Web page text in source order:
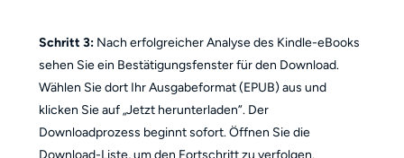
Schritt 3: Nach erfolgreicher Analyse des Kindle-eBooks
sehen Sie ein Bestätigungsfenster für den Download.
Wählen Sie dort Ihr Ausgabeformat (EPUB) aus und
klicken Sie auf „Jetzt herunterladen”. Der
Downloadprozess beginnt sofort. Öffnen Sie die